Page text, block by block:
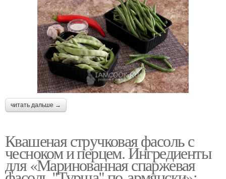
читать дальше →
Квашеная стручковая фасоль с
чесноком и перцем. Ингредиенты
для «Маринованная спаржевая